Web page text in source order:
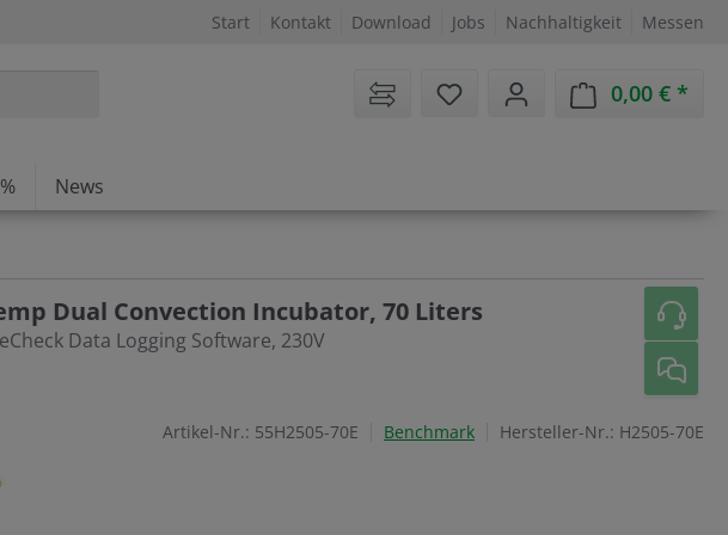
Start Kontakt Download Jobs Nachhaltigkeit Messen
Sie haben 0 Artikel auf dem
0,00 €
News
Dual Convection Incubator, 70 Liters
Data Logging Software, 230V
Artikel-Nr.: 55H2505-70E Benchmark Hersteller-Nr.: H2505-70E